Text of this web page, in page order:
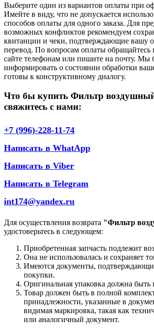
Выберите один из вариантов оплаты при
Имейте в виду, что не допускается
способов оплаты для одного заказа. Для
возможных конфликтов рекомендуем
квитанции и чеки, подтверждающие вашу
перевод. По вопросам оплаты обращайтесь
сайте телефонам или пишите на почту. Мы
информировать о состоянии обработки
готовы к конструктивному диалогу.
Что бы купить Фильтр
свяжитесь с нами:
+7 (996)-228-11-74
Написать в WhatApp
Написать в Viber
Написать в Telegram
int174@yandex.ru
Для осуществления возврата "Фильтр
удостоверьтесь в следующем:
Приобретенная запчасть подлежит
Она не использовалась и сохраняет
Имеются документы,
покупки.
Оригинальная упаковка должна быть
Товар должен быть в полной
принадлежности, указанные в
видимая маркировка, такая как
или аналогичный документ.